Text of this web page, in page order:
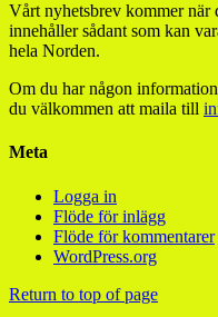
Vårt nyhetsbrev kommer när
innehåller sådant som kan
hela Norden.
Om du har någon
du välkommen att maila till
Meta
Logga in
Flöde för inlägg
Flöde för kommentarer
WordPress.org
Return to top of page